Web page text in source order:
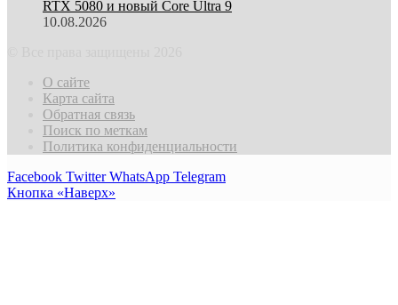
RTX 5080 и новый Core Ultra 9
10.08.2026
О сайте
Карта сайта
Обратная связь
Поиск по меткам
Политика конфиденциальности
Facebook Twitter WhatsApp Telegram
Кнопка «Наверх»